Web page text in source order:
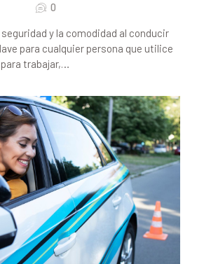
0
y la comodidad al conducir
para cualquier persona que utilice
trabajar,…